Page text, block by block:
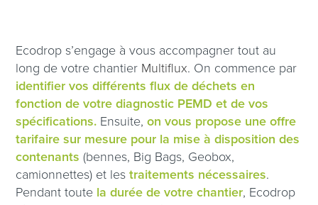
Ecodrop s’engage à vous accompagner tout au
long de votre chantier Multiflux. On commence par
identifier vos différents flux de déchets en
fonction de votre diagnostic PEMD et de vos
spécifications. Ensuite,on vous propose une offre
tarifaire sur mesure pour la mise à disposition des
contenants (bennes, Big Bags, Geobox,
camionnettes) et lestraitements nécessaires.
Pendant toute la durée de votre chantier, Ecodrop